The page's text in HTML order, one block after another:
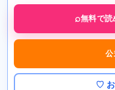
無料で読
♡ お